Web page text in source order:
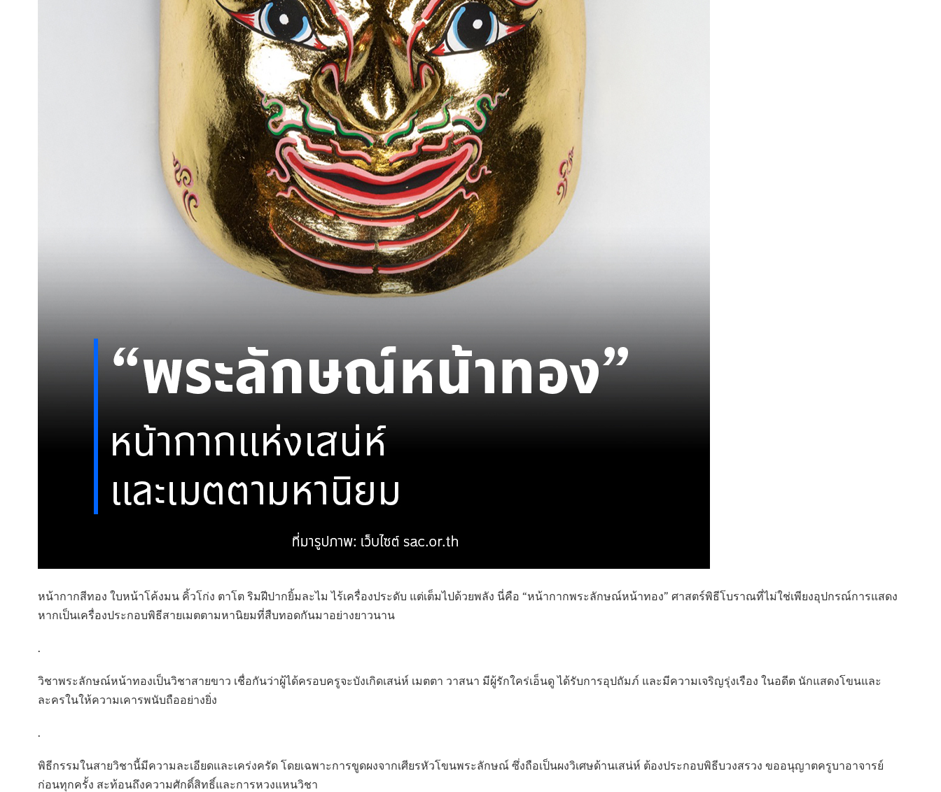
หน้ากากสีทอง ใบหน้าโค้งมน คิ้วโก่ง ตาโต ริมฝีปากยิ้มละไม ไร้เครื่องประดับ แต่เต็มไปด้วยพลัง นี่คือ “หน้ากากพระลักษณ์หน้าทอง” ศาสตร์พิธีโบราณที่ไม่ใช่เพียงอุปกรณ์การแสดง
หากเป็นเครื่องประกอบพิธีสายเมตตามหานิยมที่สืบทอดกันมาอย่างยาวนาน
.
วิชาพระลักษณ์หน้าทองเป็นวิชาสายขาว เชื่อกันว่าผู้ได้ครอบครูจะบังเกิดเสน่ห์ เมตตา วาสนา มีผู้รักใคร่เอ็นดู ได้รับการอุปถัมภ์ และมีความเจริญรุ่งเรือง ในอดีต นักแสดงโขนและ
ละครในให้ความเคารพนับถืออย่างยิ่ง
.
พิธีกรรมในสายวิชานี้มีความละเอียดและเคร่งครัด โดยเฉพาะการขูดผงจากเศียรหัวโขนพระลักษณ์ ซึ่งถือเป็นผงวิเศษด้านเสน่ห์ ต้องประกอบพิธีบวงสรวง ขออนุญาตครูบาอาจารย์
ก่อนทุกครั้ง สะท้อนถึงความศักดิ์สิทธิ์และการหวงแหนวิชา